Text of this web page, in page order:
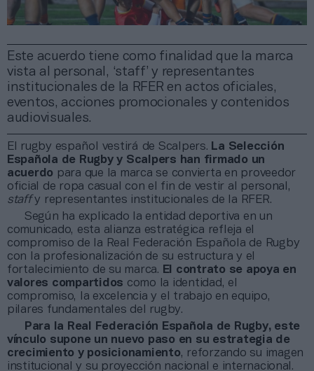
Este acuerdo tiene como finalidad que la marca
vista al personal, ‘staff’ y representantes
institucionales de la RFER en actos oficiales,
eventos, acciones promocionales y contenidos
audiovisuales.
El rugby español vestirá de Scalpers. La Selección
Española de Rugby y Scalpers han firmado un
acuerdo para que la marca se convierta en proveedor
oficial de ropa casual con el fin de vestir al personal,
staffy representantes institucionales de la RFER.
Según ha explicado la entidad deportiva en un
comunicado, esta alianza estratégica refleja el
compromiso de la Real Federación Española de Rugby
con la profesionalización de su estructura y el
fortalecimiento de su marca. El contrato se apoya en
valores compartidos como la identidad, el
compromiso, la excelencia y el trabajo en equipo,
pilares fundamentales del rugby.
Para la Real Federación Española de Rugby, este
vínculo supone un nuevo paso en su estrategia de
crecimiento y posicionamiento, reforzando su imagen
institucional y su proyección nacional e internacional.